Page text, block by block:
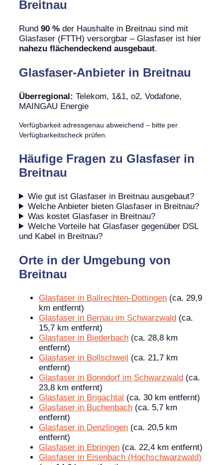
Breitnau
Rund 90 % der Haushalte in Breitnau sind mit
Glasfaser (FTTH) versorgbar – Glasfaser ist hier
nahezu flächendeckend ausgebaut.
Glasfaser-Anbieter in Breitnau
Überregional: Telekom, 1&1, o2, Vodafone,
MAINGAU Energie
Verfügbarkeit adressgenau abweichend – bitte per
Verfügbarkeitscheck prüfen.
Häufige Fragen zu Glasfaser in
Breitnau
Wie gut ist Glasfaser in Breitnau ausgebaut?
Welche Anbieter bieten Glasfaser in Breitnau?
Was kostet Glasfaser in Breitnau?
Welche Vorteile hat Glasfaser gegenüber DSL
und Kabel in Breitnau?
Orte in der Umgebung von
Breitnau
Glasfaser in Ballrechten-Dottingen (ca. 29,9
km entfernt)
Glasfaser in Bernau im Schwarzwald (ca.
15,7 km entfernt)
Glasfaser in Biederbach (ca. 28,8 km
entfernt)
Glasfaser in Bollschweil (ca. 21,7 km
entfernt)
Glasfaser in Bonndorf im Schwarzwald (ca.
23,8 km entfernt)
Glasfaser in Brigachtal (ca. 30 km entfernt)
Glasfaser in Buchenbach (ca. 5,7 km
entfernt)
Glasfaser in Denzlingen (ca. 20,5 km
entfernt)
Glasfaser in Ebringen (ca. 22,4 km entfernt)
Glasfaser in Eisenbach (Hochschwarzwald)